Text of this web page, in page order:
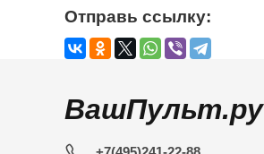
Отправь ссылку:
ВашПульт.ру